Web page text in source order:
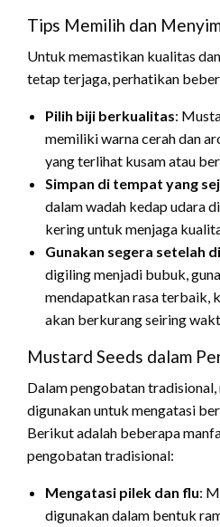
Tips Memilih dan
Untuk memastikan kualitas
tetap terjaga, perhatikan
Pilih biji berkualitas:
memiliki warna cerah dan
yang terlihat kusam atau
Simpan di tempat yang
dalam wadah kedap udara
kering untuk menjaga
Gunakan segera setelah
digiling menjadi bubuk,
mendapatkan rasa terbaik,
akan berkurang seiring
Mustard Seeds dalam
Dalam pengobatan tradisional,
digunakan untuk mengatasi
Berikut adalah beberapa
pengobatan tradisional:
Mengatasi pilek dan flu:
digunakan dalam bentuk